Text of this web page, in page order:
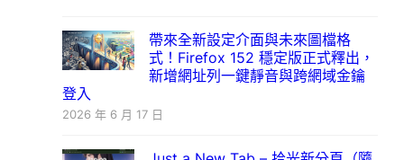
帶來全新設定介面與未來圖檔格
式！Firefox 152 穩定版正式釋出，
新增網址列一鍵靜音與跨網域金鑰
登入
2026 年 6 月 17 日